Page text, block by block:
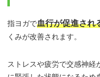
指ヨガで血行が促進され
くみが改善されます。
ストレスや疲労で交感神経